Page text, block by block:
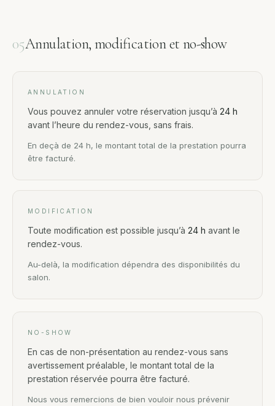
05Annulation, modification et no-show
ANNULATION
Vous pouvez annuler votre réservation jusqu’à 24 h
avant l’heure du rendez-vous, sans frais.
En deçà de 24 h, le montant total de la prestation pourra
être facturé.
MODIFICATION
Toute modification est possible jusqu’à 24 h avant le
rendez-vous.
Au-delà, la modification dépendra des disponibilités du
salon.
NO-SHOW
En cas de non-présentation au rendez-vous sans
avertissement préalable, le montant total de la
prestation réservée pourra être facturé.
Nous vous remercions de bien vouloir nous prévenir